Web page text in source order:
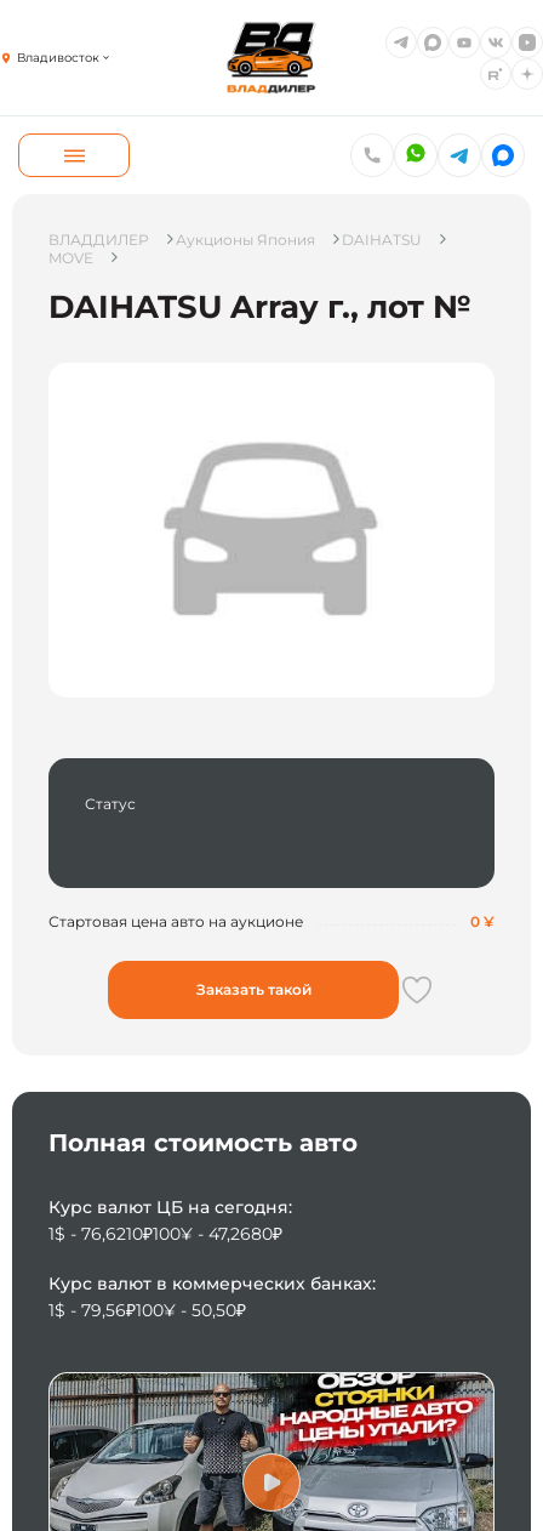
Владивосток
ВЛАДДИЛЕР Аукционы Япония
DAIHATSU
MOVE
DAIHATSU Array г., лот №
Статус
Стартовая цена авто на аукционе 0 ¥
Заказать такой
Полная стоимость авто
Курс валют ЦБ на сегодня:
1$ - 76,6210₽100¥ - 47,2680₽
Курс валют в коммерческих банках:
1$ - 79,56₽100¥ - 50,50₽